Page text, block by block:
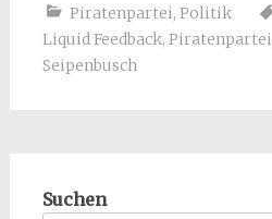
Piratenpartei, Politik
Liquid Feedback, Piratenpartei
Seipenbusch
Suchen